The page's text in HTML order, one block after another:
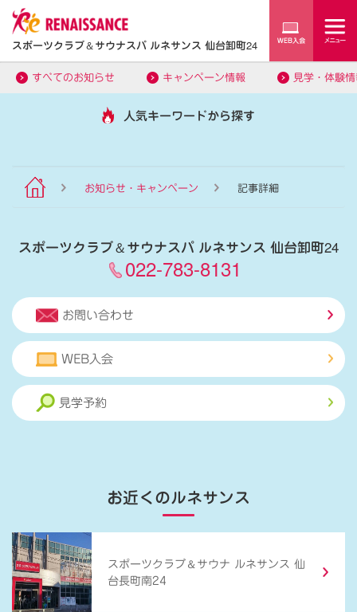
スポーツクラブ＆サウナスパ ルネサンス 仙台卸町24
すべてのお知らせ キャンペーン情報 見学・体験
人気キーワードから探す
お知らせ・キャンペーン 記事詳細
スポーツクラブ＆サウナスパ ルネサンス 仙台卸町24
022-783-8131
お問い合わせ
WEB入会
見学予約
お近くのルネサンス
スポーツクラブ ＆ サウナ ルネサンス 仙
台長町南24